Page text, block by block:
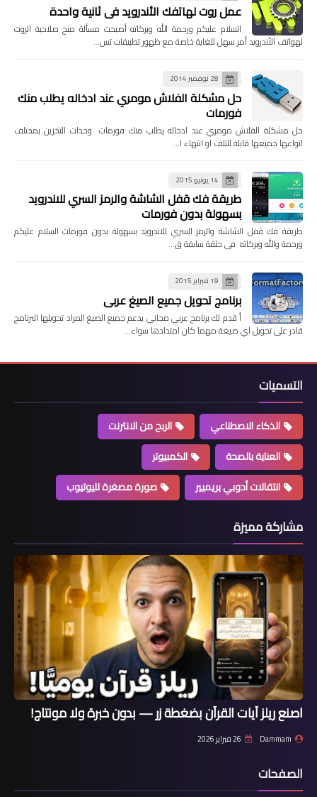
عمل روت لهاتفك الأندرويد في ثانية واحدة
السلام عليكم ورحمة الله وبركاته أصبحت مسألة منح صلاحية الروت
لهواتف الأندرويد أمر سهل للغاية خاصة مع ظهور تطبيقات تس…
28 نوفمبر 2014
حل مشكلة الفلاش مومري عند ادخاله يطلب منك
فورمات
حل مشكلة الفلاش مومري عند ادخاله يطلب منك فورمات وحدات التخزين بمختلف
انواعها جميعها قابلة للتلف او انتهاء ا…
14 يونيو 2015
طريقة فك قفل الشاشة والرمز السري للاندرويد
بسهولة بدون فورمات
طريقة فك قفل الشاشة والرمز السري للاندرويد بسهولة بدون فورمات السلام عليكم
ورحمة والله وبركاته في حلقة سابقة ق…
19 فبراير 2015
برنامج تحويل جميع الصيغ عربي
أ قدم لك برنامج عربي مجاني يدعم جميع الصيغ المراد تحويلها البرنامج
قادر على تحويل اي صيغة مهما كان امتدادها سواء…
التسميات
الذكاء الاصطناعي
الربح من الانترنت
العناية بالصحة
الكمبيوتر
انتقالات أدوبي بريميير
صورة مصغرة لليوتيوب
مشاركة مميزة
اصنع ريلز آيات القرآن بضغطة زر — بدون خبرة ولا مونتاج!
Dammam 26 فبراير 2026
الصفحات